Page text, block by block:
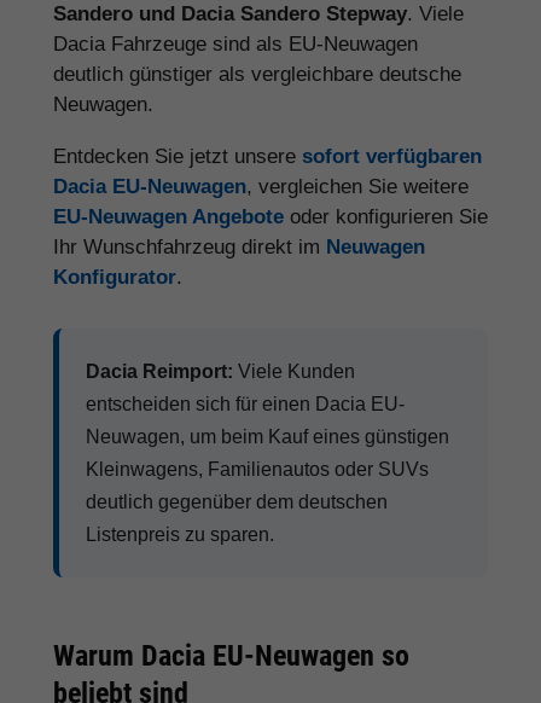
Sandero und Dacia Sandero Stepway. Viele
Dacia Fahrzeuge sind als EU-Neuwagen
deutlich günstiger als vergleichbare deutsche
Neuwagen.
Entdecken Sie jetzt unsere sofort verfügbaren
Dacia EU-Neuwagen, vergleichen Sie weitere
EU-Neuwagen Angebote oder konfigurieren Sie
Ihr Wunschfahrzeug direkt im Neuwagen
Konfigurator.
Dacia Reimport: Viele Kunden
entscheiden sich für einen Dacia EU-
Neuwagen, um beim Kauf eines günstigen
Kleinwagens, Familienautos oder SUVs
deutlich gegenüber dem deutschen
Listenpreis zu sparen.
Warum Dacia EU-Neuwagen so
beliebt sind